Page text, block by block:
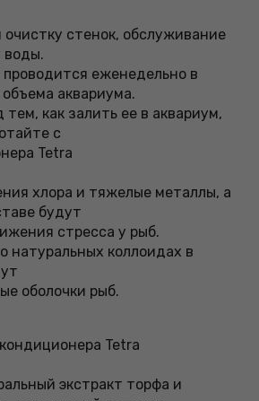
очистку стенок, обслуживание
воды.
еженедельно в
аквариума.
как залить ее в аквариум,
с
Tetra
хлора и тяжелые металлы, а
будут
стресса у рыб.
натуральных коллоидах в
оболочки рыб.
Tetra
экстракт торфа и